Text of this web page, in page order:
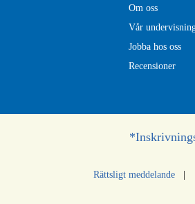
Om oss
Vår
Jobba hos oss
Recensioner
Rättsligt meddelande|